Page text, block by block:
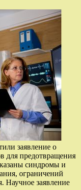
заявление о
для предотвращения
синдромы и
ограничений
Научное заявление